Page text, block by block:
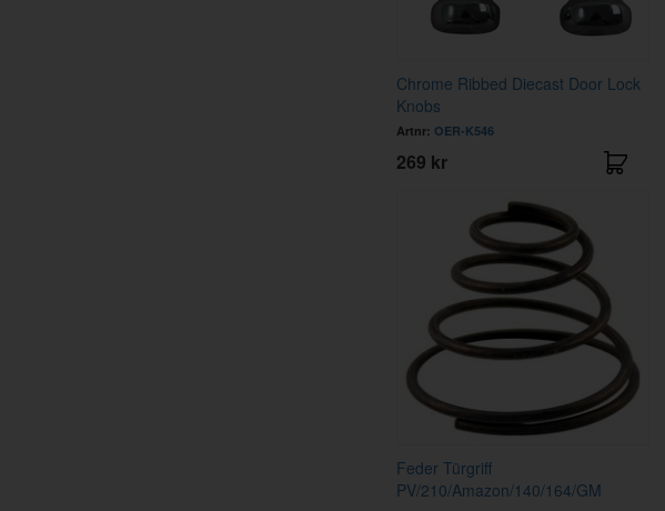
Chrome Ribbed Diecast Door Lock
Knobs
Artnr: OER-K546
269 kr
Feder Türgriff
PV/210/Amazon/140/164/GM